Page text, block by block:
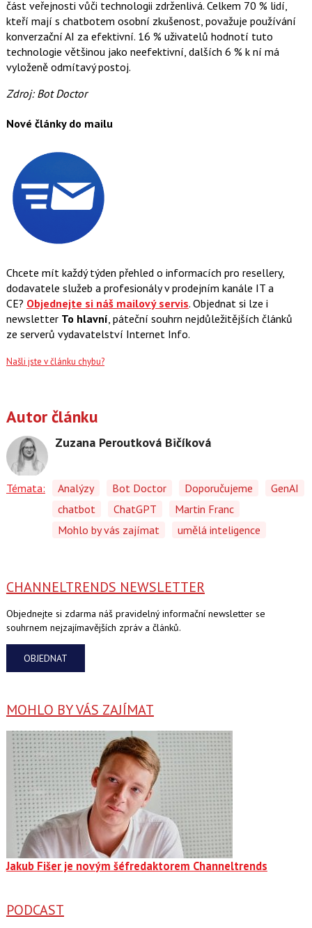
část veřejnosti vůči technologii zdrženlivá. Celkem 70 % lidí,
kteří mají s chatbotem osobní zkušenost, považuje používání
konverzační AI za efektivní. 16 % uživatelů hodnotí tuto
technologie většinou jako neefektivní, dalších 6 % k ní má
vyloženě odmítavý postoj.
Zdroj: Bot Doctor
Nové články do mailu
Chcete mít každý týden přehled o informacích pro resellery,
dodavatele služeb a profesionály v prodejním kanále IT a
CE? Objednejte si náš mailový servis. Objednat si lze i
newsletter To hlavní, páteční souhrn nejdůležitějších článků
ze serverů vydavatelství Internet Info.
Našli jste v článku chybu?
Autor článku
Zuzana Peroutková Bičíková
Témata: Analýzy Bot Doctor Doporučujeme
GenAI
chatbot
ChatGPT
Martin Franc
Mohlo by vás zajímat
umělá inteligence
CHANNELTRENDS NEWSLETTER
Objednejte si zdarma náš pravidelný informační newsletter se
souhrnem nejzajímavějších zpráv a článků.
OBJEDNAT
MOHLO BY VÁS ZAJÍMAT
Jakub Fišer je novým šéfredaktorem Channeltrends
PODCAST